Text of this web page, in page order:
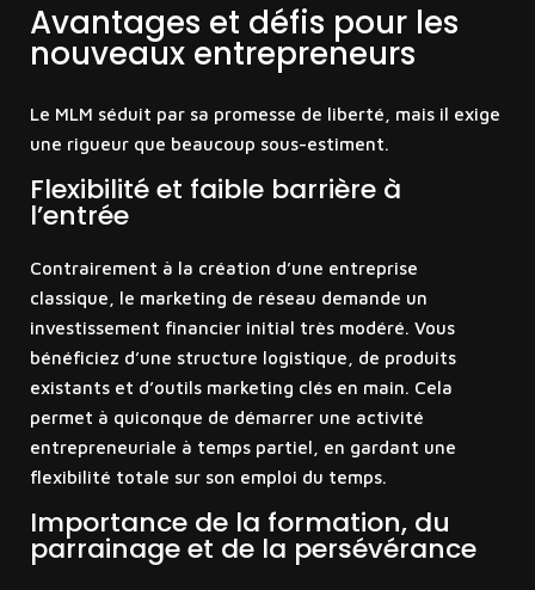
Avantages et défis pour les
nouveaux entrepreneurs
Le MLM séduit par sa promesse de liberté, mais il exige
une rigueur que beaucoup sous-estiment.
Flexibilité et faible barrière à
l’entrée
Contrairement à la création d’une entreprise
classique, le marketing de réseau demande un
investissement financier initial très modéré. Vous
bénéficiez d’une structure logistique, de produits
existants et d’outils marketing clés en main. Cela
permet à quiconque de démarrer une activité
entrepreneuriale à temps partiel, en gardant une
flexibilité totale sur son emploi du temps.
Importance de la formation, du
parrainage et de la persévérance